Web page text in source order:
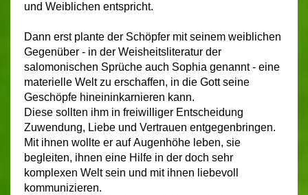
und Weiblichen entspricht.
Dann erst plante der Schöpfer mit seinem weiblichen
Gegenüber - in der Weisheitsliteratur der
salomonischen Sprüche auch Sophia genannt - eine
materielle Welt zu erschaffen, in die Gott seine
Geschöpfe hineininkarnieren kann.
Diese sollten ihm in freiwilliger Entscheidung
Zuwendung, Liebe und Vertrauen entgegenbringen.
Mit ihnen wollte er auf Augenhöhe leben, sie
begleiten, ihnen eine Hilfe in der doch sehr
komplexen Welt sein und mit ihnen liebevoll
kommunizieren.